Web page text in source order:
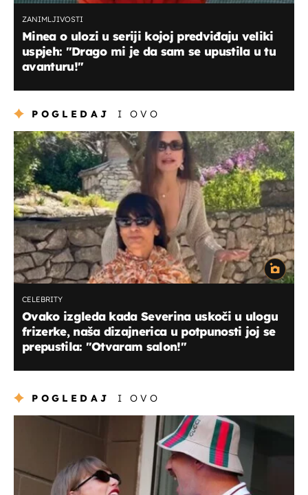
ZANIMLJIVOSTI
Minea o ulozi u seriji kojoj predviđaju veliki
uspjeh: "Drago mi je da sam se upustila u tu
avanturu!"
POGLEDAJ I OVO
CELEBRITY
Ovako izgleda kada Severina uskoči u ulogu
frizerke, naša dizajnerica u potpunosti joj se
prepustila: "Otvaram salon!"
POGLEDAJ I OVO